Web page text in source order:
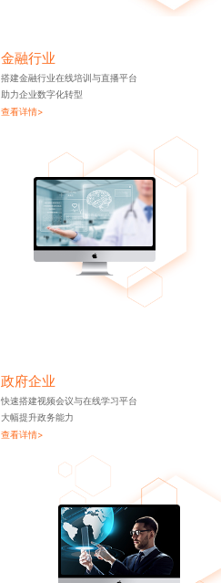
金融行业
搭建金融行业在线培训与直播平台
助力企业数字化转型
查看详情>
政府企业
快速搭建视频会议与在线学习平台
大幅提升政务能力
查看详情>